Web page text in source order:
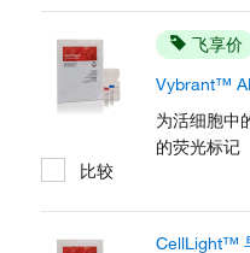
飞享价
Vybrant™
为活细胞中
的荧光标记
比较
CellLight™